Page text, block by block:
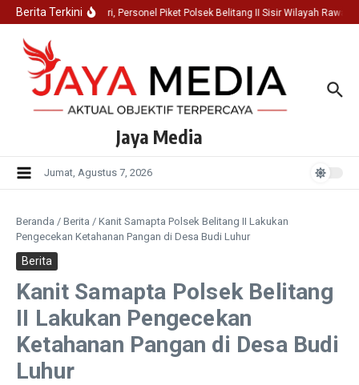
Lewati ke konten
Berita Terkini
Kondusifitas Dini Hari, Personel Piket Polsek Belitang II Sisir Wilayah Rawan
Jaya Media
Jumat, Agustus 7, 2026
Beranda / Berita / Kanit Samapta Polsek Belitang II Lakukan
Pengecekan Ketahanan Pangan di Desa Budi Luhur
Berita
Kanit Samapta Polsek Belitang
II Lakukan Pengecekan
Ketahanan Pangan di Desa Budi
Luhur